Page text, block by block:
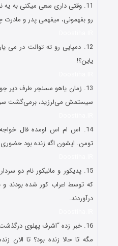
11. وقتی داری سعی میکنی به
رو بفهمونی، میفهمی پدر و
12. دمپایی رو ته توالت در می
یاین؟!
سیستمش می‌لرزید، برمی‌گشت سر
تومن. ایشون اگه زنده بود
15. پدیکور و مانیکور نام دو سردار ایرانی به نام پ
که توسط اعراب کور شده بودند و
درآوردند.
16. خبر زده “اشرف پهلوی
مگه تا حالا زنده بود؟ تا الان